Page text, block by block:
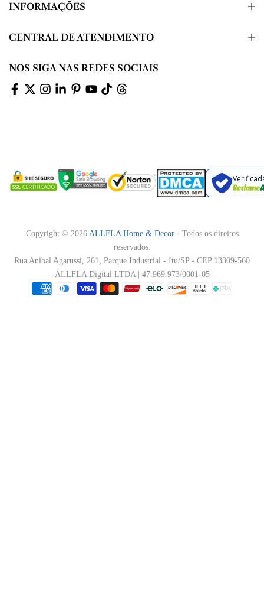
INFORMAÇÕES
CENTRAL DE ATENDIMENTO
NOS SIGA NAS REDES SOCIAIS
Copyright © 2026 ALLFLA Home & Decor- Todos os direitos
reservados.
Rua Anibal Agarussi, 261, Parque Industrial - Itu/SP - CEP 13309-560
ALLFLA Digital LTDA | 47.969.973/0001-05